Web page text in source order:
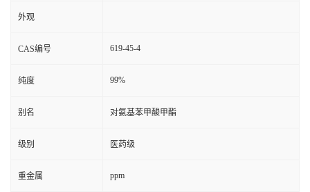
外观
CAS编号 619-45-4
纯度 99%
别名 对氨基苯甲酸甲酯
级别 医药级
重金属 ppm